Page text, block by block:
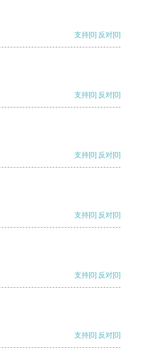
支持[0] 反对[0]
支持[0] 反对[0]
支持[0] 反对[0]
支持[0] 反对[0]
支持[0] 反对[0]
支持[0] 反对[0]